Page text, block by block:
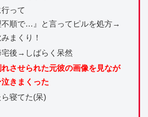
って
不順で…』と言ってピルを処方→
まくり！
宅後→しばらく呆然
れさせられた元彼の画像を見なが
きまくった
寝てた(呆)